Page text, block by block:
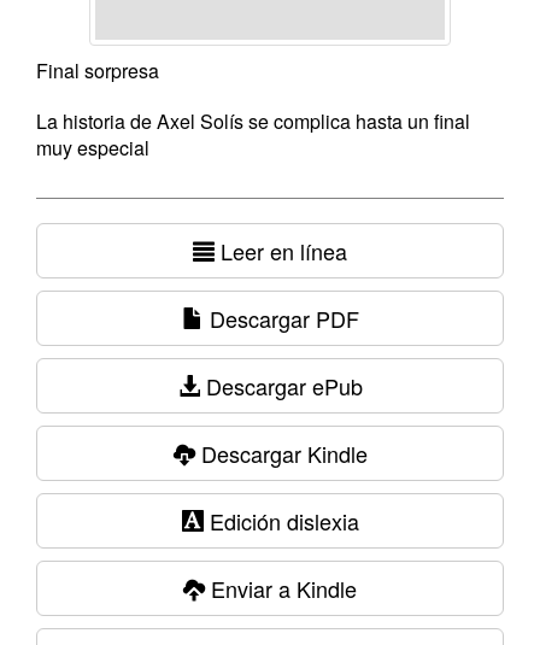
Final sorpresa
La historia de Axel Solís se complica hasta un final
muy especial
Leer en línea
Descargar PDF
Descargar ePub
Descargar Kindle
Edición dislexia
Enviar a Kindle